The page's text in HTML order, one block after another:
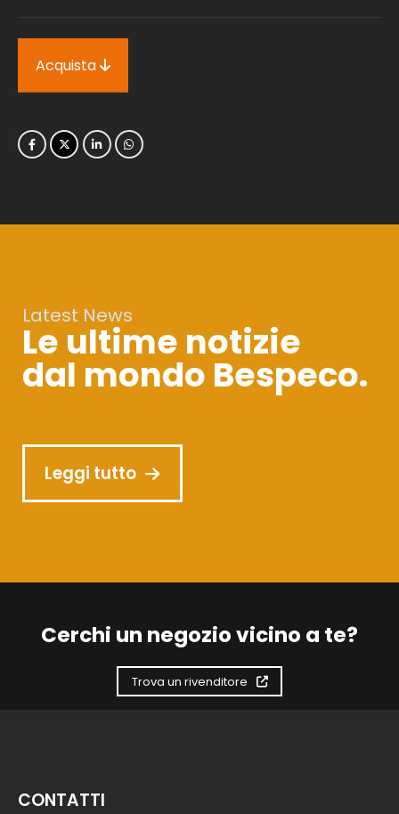
Acquista
Latest News
Le ultime notizie
dal mondo Bespeco.
Leggi tutto
Cerchi un negozio vicino a te?
Trova un rivenditore
CONTATTI